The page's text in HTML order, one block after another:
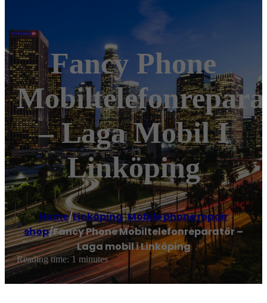
Fancy Phone
– Laga Mobil I
Linköping
Home/Linköping,Mobile phone repair
shop/Fancy Phone Mobiltelefonreparatör –
Laga mobil i Linköping
Reading time: 1 minutes